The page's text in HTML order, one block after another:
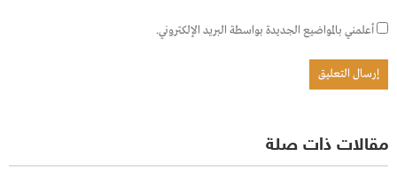
أعلمني بالمواضيع الجديدة بواسطة البريد الإلكتروني.
مقالات ذات صلة